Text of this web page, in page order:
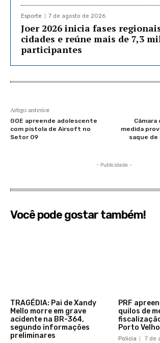
Esporte 7 de agosto de 2026
Joer 2026 inicia fases
cidades e reúne mais de 7,3
participantes
Artigo anterior
GOE apreende adolescente
com pistola de Airsoft no
Setor 09
medida
saque
- Publicidade -
Você pode gostar também!
TRAGÉDIA: Pai de Xandy
Mello morre em grave
acidente na BR-364,
segundo informações
preliminares
PRF
quilos de
Porto Velho
Policia 7 de